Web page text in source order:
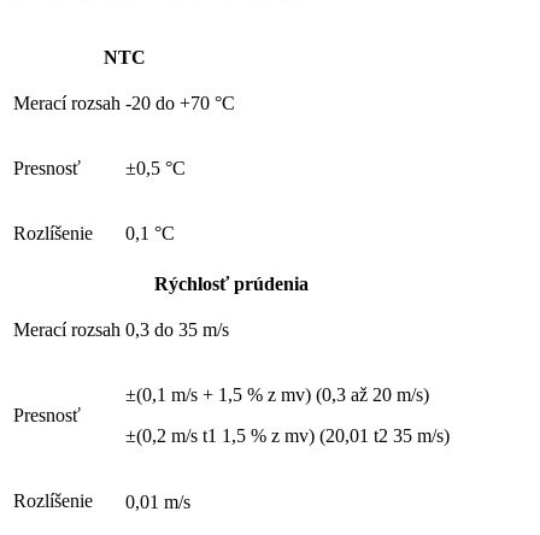
NTC
Merací rozsah -20 do +70 °C
Presnosť ±0,5 °C
Rozlíšenie 0,1 °C
Rýchlosť prúdenia
Merací rozsah 0,3 do 35 m/s
Presnosť
±(0,1 m/s + 1,5 % z mv) (0,3 až 20 m/s)
±(0,2 m/s t1 1,5 % z mv) (20,01 t2 35 m/s)
Rozlíšenie 0,01 m/s